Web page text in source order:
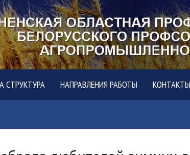
СТРУКТУРА НАПРАВЛЕНИЯ РАБОТЫ КОНТАКТЫ